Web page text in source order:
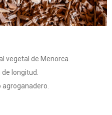
vegetal de Menorca.
longitud.